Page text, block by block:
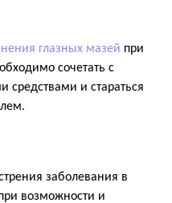
глазных мазей при
сочетать с
средствами и стараться
заболевания в
возможности и